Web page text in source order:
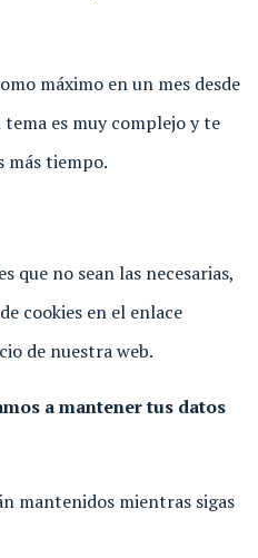
máximo en un mes desde
es muy complejo y te
más tiempo.
que no sean las necesarias,
cookies en el enlace
de nuestra web.
a mantener tus datos
mantenidos mientras sigas